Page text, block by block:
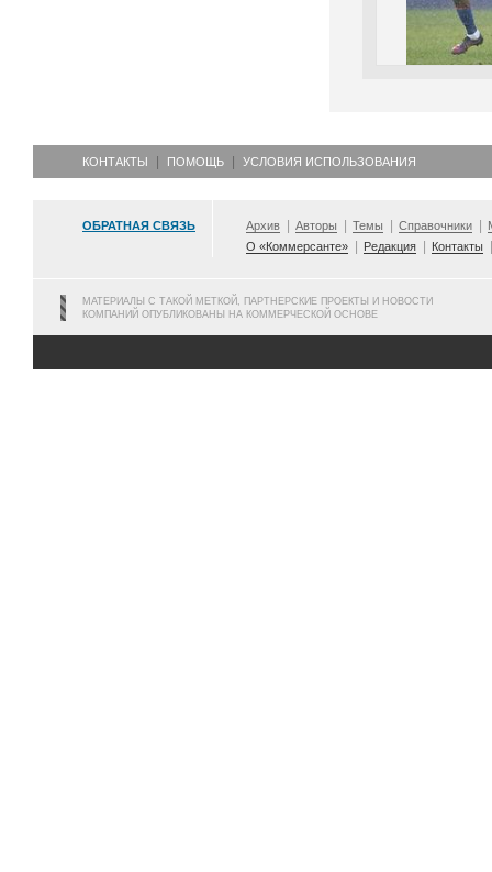
КОНТАКТЫ ПОМОЩЬ УСЛОВИЯ ИСПОЛЬЗОВАНИЯ
ОБРАТНАЯ СВЯЗЬ Архив Авторы Темы Справочники
О «Коммерсанте»
Редакция Контакты
МАТЕРИАЛЫ С ТАКОЙ МЕТКОЙ, ПАРТНЕРСКИЕ ПРОЕКТЫ И НОВОСТИ
КОМПАНИЙ ОПУБЛИКОВАНЫ НА КОММЕРЧЕСКОЙ ОСНОВЕ